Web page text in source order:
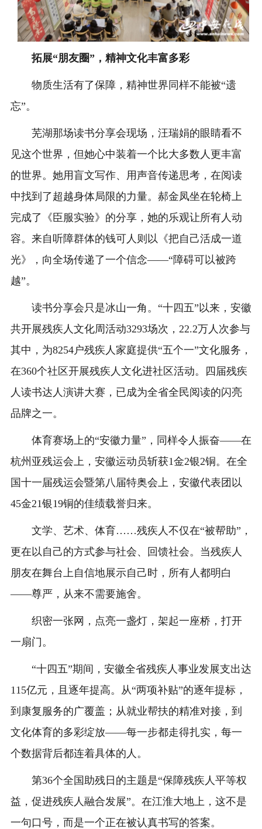
拓展“朋友圈”，精神文化丰富多彩
物质生活有了保障，精神世界同样不能被“遗
忘”。
芜湖那场读书分享会现场，汪瑞娟的眼睛看不
见这个世界，但她心中装着一个比大多数人更丰富
的世界。她用盲文写作、用声音传递思考，在阅读
中找到了超越身体局限的力量。郝金凤坐在轮椅上
完成了《臣服实验》的分享，她的乐观让所有人动
容。来自听障群体的钱可人则以《把自己活成一道
光》，向全场传递了一个信念——“障碍可以被跨
越”。
读书分享会只是冰山一角。“十四五”以来，安徽
共开展残疾人文化周活动3293场次，22.2万人次参与
其中，为8254户残疾人家庭提供“五个一”文化服务，
在360个社区开展残疾人文化进社区活动。四届残疾
人读书达人演讲大赛，已成为全省全民阅读的闪亮
品牌之一。
体育赛场上的“安徽力量”，同样令人振奋——在
杭州亚残运会上，安徽运动员斩获1金2银2铜。在全
国十一届残运会暨第八届特奥会上，安徽代表团以
45金21银19铜的佳绩载誉归来。
文学、艺术、体育……残疾人不仅在“被帮助”，
更在以自己的方式参与社会、回馈社会。当残疾人
朋友在舞台上自信地展示自己时，所有人都明白
——尊严，从来不需要施舍。
织密一张网，点亮一盏灯，架起一座桥，打开
一扇门。
“十四五”期间，安徽全省残疾人事业发展支出达
115亿元，且逐年提高。从“两项补贴”的逐年提标，
到康复服务的广覆盖；从就业帮扶的精准对接，到
文化体育的多彩绽放——每一步都走得扎实，每一
个数据背后都连着具体的人。
第36个全国助残日的主题是“保障残疾人平等权
益，促进残疾人融合发展”。在江淮大地上，这不是
一句口号，而是一个正在被认真书写的答案。